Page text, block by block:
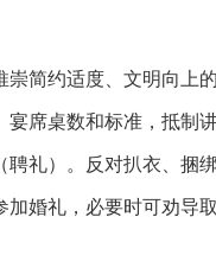
简约适度、文明向上
席桌数和标准，抵制
礼）。反对扒衣、捆
婚礼，必要时可劝导